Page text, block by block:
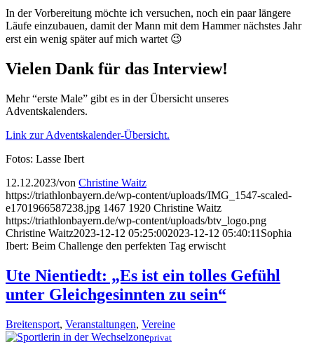
In der Vorbereitung möchte ich versuchen, noch ein paar längere
Läufe einzubauen, damit der Mann mit dem Hammer nächstes Jahr
erst ein wenig später auf mich wartet 😉
Vielen Dank für das Interview!
Mehr “erste Male” gibt es in der Übersicht unseres
Adventskalenders.
Link zur Adventskalender-Übersicht.
Fotos: Lasse Ibert
12.12.2023/von Christine Waitz
https://triathlonbayern.de/wp-content/uploads/IMG_1547-scaled-
e1701966587238.jpg 1467 1920 Christine Waitz
https://triathlonbayern.de/wp-content/uploads/btv_logo.png
Christine Waitz2023-12-12 05:25:002023-12-12 05:40:11 Sophia
Ibert: Beim Challenge den perfekten Tag erwischt
Ute Nientiedt: „Es ist ein tolles Gefühl
unter Gleichgesinnten zu sein“
Breitensport, Veranstaltungen, Vereine
privat